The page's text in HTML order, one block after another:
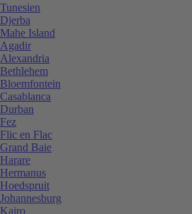
Tunesien
Djerba
Mahe Island
Agadir
Alexandria
Bethlehem
Bloemfontein
Casablanca
Durban
Fez
Flic en Flac
Grand Baie
Harare
Hermanus
Hoedspruit
Johannesburg
Kairo